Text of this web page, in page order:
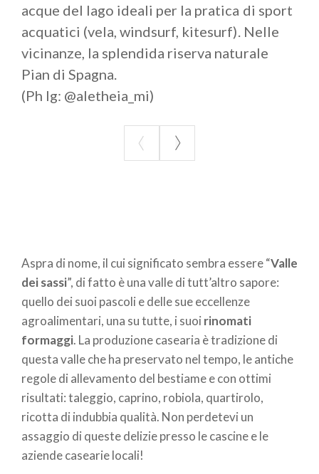
acque del lago ideali per la pratica di sport
acquatici (vela, windsurf, kitesurf). Nelle
vicinanze, la splendida riserva naturale
Pian di Spagna.
(Ph Ig: @aletheia_mi)
Aspra di nome, il cui significato sembra essere “Valle
dei sassi”, di fatto è una valle di tutt’altro sapore:
quello dei suoi pascoli e delle sue eccellenze
agroalimentari, una su tutte, i suoi rinomati
formaggi. La produzione casearia è tradizione di
questa valle che ha preservato nel tempo, le antiche
regole di allevamento del bestiame e con ottimi
risultati: taleggio, caprino, robiola, quartirolo,
ricotta di indubbia qualità. Non perdetevi un
assaggio di queste delizie presso le cascine e le
aziende casearie locali!